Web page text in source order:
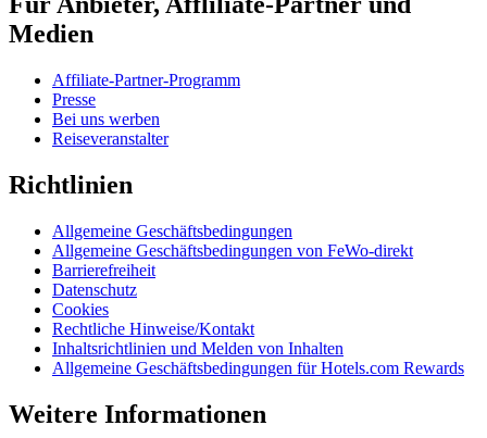
Medien
Affiliate-Partner-Programm
Presse
Bei uns werben
Reiseveranstalter
Richtlinien
Allgemeine Geschäftsbedingungen
Allgemeine Geschäftsbedingungen von FeWo-direkt
Barrierefreiheit
Datenschutz
Cookies
Rechtliche Hinweise/Kontakt
Inhaltsrichtlinien und Melden von Inhalten
Allgemeine Geschäftsbedingungen für Hotels.com Rewards
Weitere Informationen